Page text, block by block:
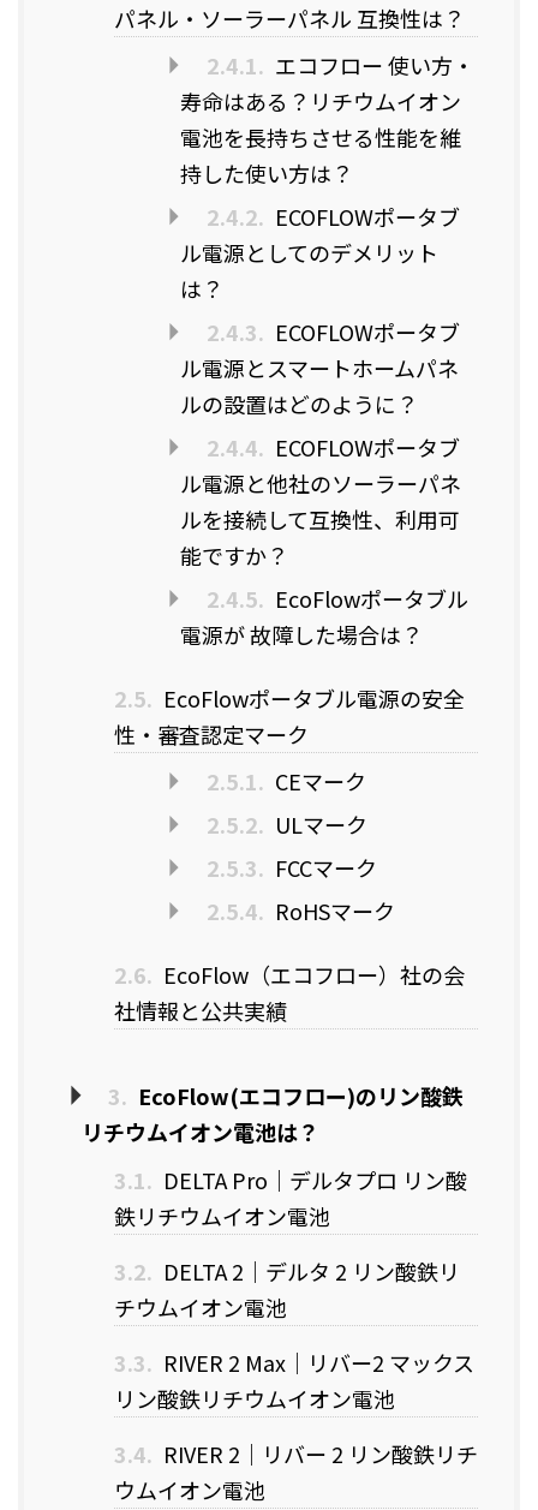
パネル・ソーラーパネル 互換性は？
2.4.1. エコフロー 使い方・
寿命はある？リチウムイオン
電池を長持ちさせる性能を維
持した使い方は？
2.4.2. ECOFLOWポータブ
ル電源としてのデメリット
は？
2.4.3. ECOFLOWポータブ
ル電源とスマートホームパネ
ルの設置はどのように？
2.4.4. ECOFLOWポータブ
ル電源と他社のソーラーパネ
ルを接続して互換性、利用可
能ですか？
2.4.5. EcoFlowポータブル
電源が 故障した場合は？
2.5. EcoFlowポータブル電源の安全
性・審査認定マーク
2.5.1. CEマーク
2.5.2. ULマーク
2.5.3. FCCマーク
2.5.4. RoHSマーク
2.6. EcoFlow（エコフロー）社の会
社情報と公共実績
3. EcoFlow(エコフロー)のリン酸鉄
リチウムイオン電池は？
3.1. DELTA Pro｜デルタプロ リン酸
鉄リチウムイオン電池
3.2. DELTA 2｜デルタ 2 リン酸鉄リ
チウムイオン電池
3.3. RIVER 2 Max｜リバー2 マックス
リン酸鉄リチウムイオン電池
3.4. RIVER 2｜リバー 2 リン酸鉄リチ
ウムイオン電池